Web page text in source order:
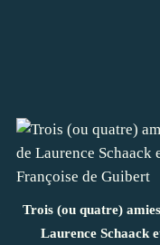
Trois (ou quatre)
Laurence Schaack